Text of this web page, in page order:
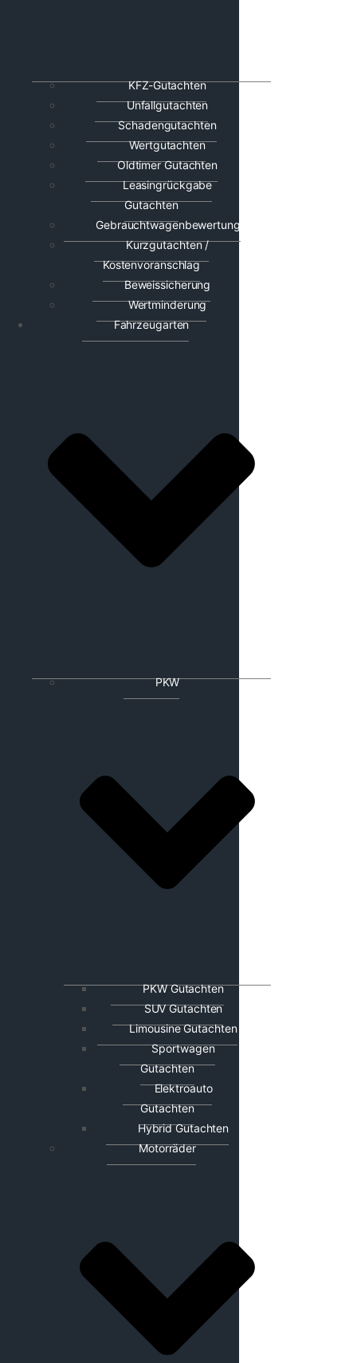
KFZ-Gutachten
Unfallgutachten
Schadengutachten
Wertgutachten
Oldtimer Gutachten
Leasingrückgabe
Gutachten
Gebrauchtwagenbewertung
Kurzgutachten /
Kostenvoranschlag
Beweissicherung
Wertminderung
Fahrzeugarten
PKW
PKW Gutachten
SUV Gutachten
Limousine Gutachten
Sportwagen
Gutachten
Elektroauto
Gutachten
Hybrid Gutachten
Motorräder